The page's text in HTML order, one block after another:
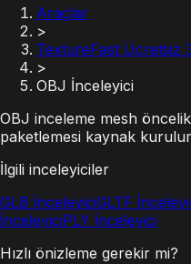
Araçlar
>
TextureFast Ücretsiz
>
OBJ İnceleyici
OBJ inceleme mesh
paketlemesi kaynak
İlgili inceleyiciler
GLB İnceleyiciGLTF
İnceleyiciPLY İnceleyici
Hızlı önizleme gerekir mi?